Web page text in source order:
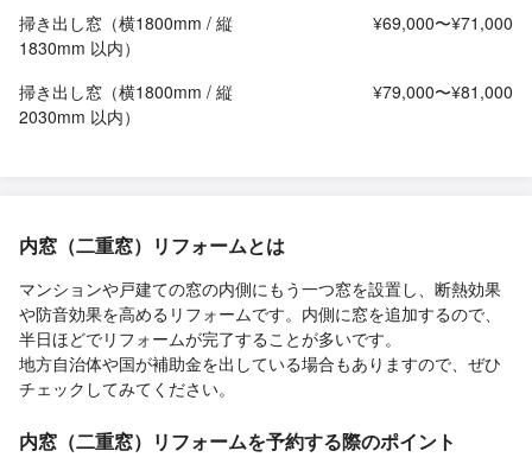
掃き出し窓（横1800mm / 縦
1830mm 以内）
¥69,000〜¥71,000
掃き出し窓（横1800mm / 縦
2030mm 以内）
¥79,000〜¥81,000
内窓（二重窓）リフォームとは
マンションや戸建ての窓の内側にもう一つ窓を設置し、断熱効果
や防音効果を高めるリフォームです。内側に窓を追加するので、
半日ほどでリフォームが完了することが多いです。
地方自治体や国が補助金を出している場合もありますので、ぜひ
チェックしてみてください。
内窓（二重窓）リフォームを予約する際のポイント